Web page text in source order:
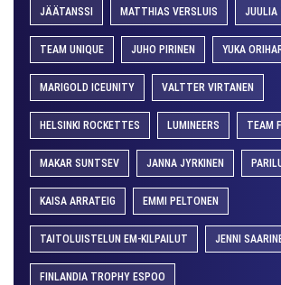
JÄÄTANSSI MATTHIAS VERSLUIS JUULIA
TEAM UNIQUE JUHO PIRINEN YUKA
MARIGOLD ICEUNITY VALTTER VIRTANEN
HELSINKI ROCKETTES LUMINEERS TEAM
MAKAR SUNTSEV JANNA JYRKINEN
KAISA ARRATEIG EMMI PELTONEN
TAITOLUISTELUN EM-KILPAILUT JENNI
FINLANDIA TROPHY ESPOO